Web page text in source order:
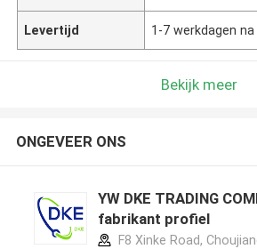
Levertijd 1-7 werkdagen
Bekijk meer
ONGEVEER ONS
YW DKE TRADING
fabrikant profiel
F8 Xinke Road,